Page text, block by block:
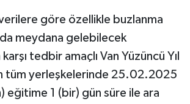
göre özellikle buzlanma
meydana gelebilecek
tedbir amaçlı Van Yüzüncü Yıl
tüm yerleşkelerinde 25.02.2025
eğitime 1 (bir) gün süre ile ara